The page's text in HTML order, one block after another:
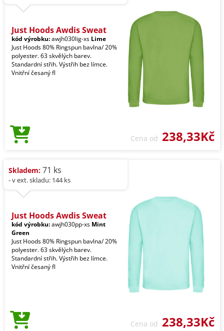
Just Hoods Awdis Sweat
kód výrobku:awjh030lig-xs Lime
Just Hoods 80% Ringspun bavlna/ 20%
polyester. 63 skvělých barev.
Standardní střih. Výstřih bez límce.
Vnitřní česaný fl
Cena od 238,33Kč
Skladem: 71 ks
- v ext. skladu: 144 ks
Just Hoods Awdis Sweat
kód výrobku:awjh030pp-xs Mint
Green
Just Hoods 80% Ringspun bavlna/ 20%
polyester. 63 skvělých barev.
Standardní střih. Výstřih bez límce.
Vnitřní česaný fl
Cena od 238,33Kč